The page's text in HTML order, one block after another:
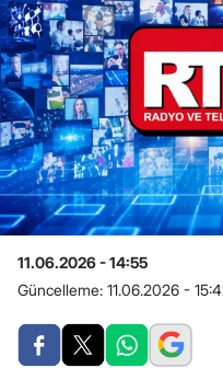
11.06.2026 - 14:55
Güncelleme: 11.06.2026 -